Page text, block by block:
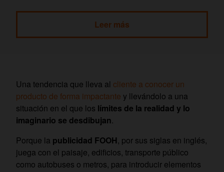
Leer más
Una tendencia que lleva al cliente a conocer un
producto de forma impactante y llevándolo a una
situación en el que los límites de la realidad y lo
imaginario se desdibujan.
Porque la publicidad FOOH, por sus siglas en inglés,
juega con el paisaje, edificios, transporte público
como autobuses o metros, para introducir elementos